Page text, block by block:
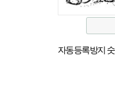
자동등록방지